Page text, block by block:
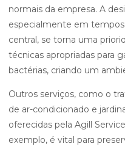
normais da empresa. A
especialmente em
central, se torna uma
técnicas apropriadas para
bactérias, criando um
Outros serviços, como o
de ar-condicionado e
oferecidas pela Agill
exemplo, é vital para